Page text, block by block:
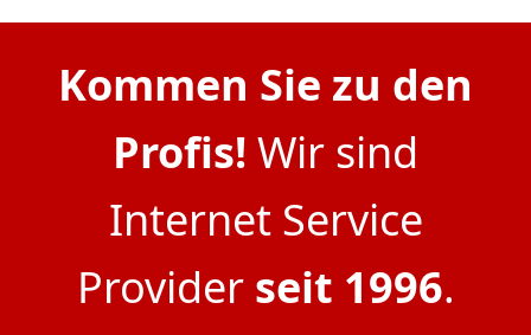
Kommen Sie zu den
Profis! Wir sind
Internet Service
Provider seit 1996.